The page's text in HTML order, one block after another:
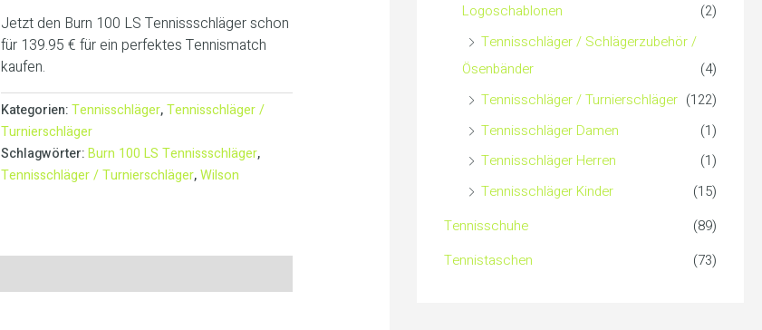
Jetzt den Burn 100 LS Tennissschläger schon
für 139.95 € für ein perfektes Tennismatch
kaufen.
Kategorien:Tennisschläger,Tennisschläger /
Turnierschläger
Schlagwörter:Burn 100 LS Tennissschläger,
Tennisschläger / Turnierschläger,Wilson
Logoschablonen
(2)
Tennisschläger / Schlägerzubehör /
Ösenbänder
(4)
Tennisschläger / Turnierschläger (122)
Tennisschläger Damen
(1)
Tennisschläger Herren
(1)
Tennisschläger Kinder
(15)
Tennisschuhe
(89)
Tennistaschen
(73)